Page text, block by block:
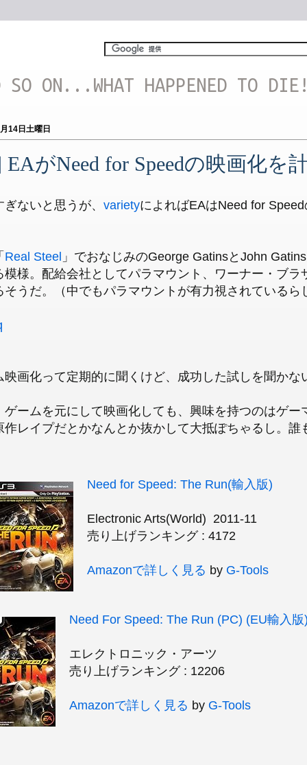
SO ON...WHAT HAPPENED TO
14日土曜日
がNeed for Speedの映画化を
ないと思うが、 varietyによればEAはNeed for
Real Steel 」でおなじみのGeorge GatinsとJohn
模様。配給会社としてパラマウント、ワーナー・ブラ
そうだ。（中でもパラマウントが有力視されているら
映画化って定期的に聞くけど、成功した試しを聞かな
ゲームを元にして映画化しても、興味を持つのはゲー
作レイプだとかなんとか抜かして大抵ぽちゃるし。誰
Need for Speed: The Run(輸入版)
Electronic Arts(World) 2011-11
売り上げランキング : 4172
Amazonで詳しく見る by G-Tools
Need For Speed: The Run (PC) (EU輸入版
エレクトロニック・アーツ
売り上げランキング : 12206
Amazonで詳しく見る by G-Tools